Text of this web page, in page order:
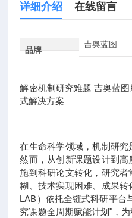
详细介绍 在线留言
品牌
吉奥蓝图
解密机制研究难题 吉奥蓝
式解决方案
在生命科学领域，机制研究
然而，从创新课题设计到
施到科研论文转化，研究
糊、技术实现困难、成果
LAB）依托全链式科研平台
究课题全周期赋能计划"，